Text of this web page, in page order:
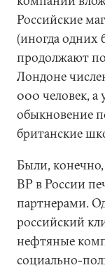
Российские
(иногда одних
продолжают
Лондоне
000 человек, а
обыкновение
британские
Были,
BP в России
партнерами.
российский
нефтяные
социально-